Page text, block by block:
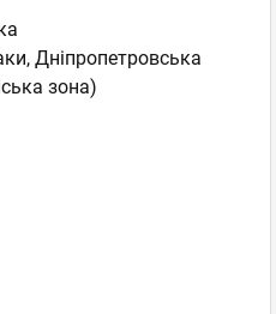
Дніпропетровська
зона)